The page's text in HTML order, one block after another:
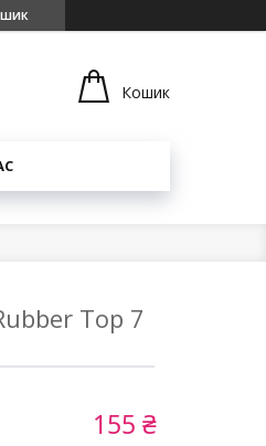
Кошик
Top 7
155 ₴